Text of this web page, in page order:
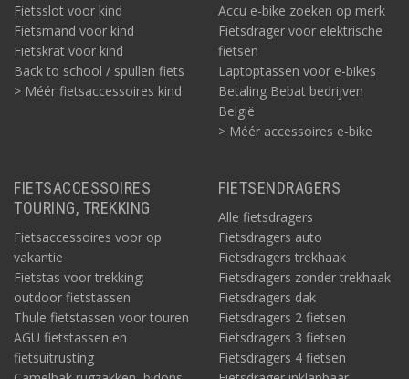
Fietsslot voor kind
Fietsmand voor kind
Fietskrat voor kind
Back to school / spullen fiets
> Méér fietsaccessoires kind
Accu e-bike zoeken op merk
Fietsdrager voor elektrische
fietsen
Laptoptassen voor e-bikes
Betaling Bebat bedrijven
België
> Méér accessoires e-bike
FIETSACCESSOIRES
TOURING, TREKKING
Fietsaccessoires voor op
vakantie
Fietstas voor trekking:
outdoor fietstassen
Thule fietstassen voor touren
AGU fietstassen en
fietsuitrusting
FIETSENDRAGERS
Alle fietsdragers
Fietsdragers auto
Fietsdragers trekhaak
Fietsdragers zonder trekhaak
Fietsdragers dak
Fietsdragers 2 fietsen
Fietsdragers 3 fietsen
Fietsdragers 4 fietsen